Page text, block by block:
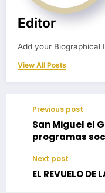
Editor
Add your Biographical
View All Posts
Previous post
San Miguel el
programas
Next post
EL REVUELO DE